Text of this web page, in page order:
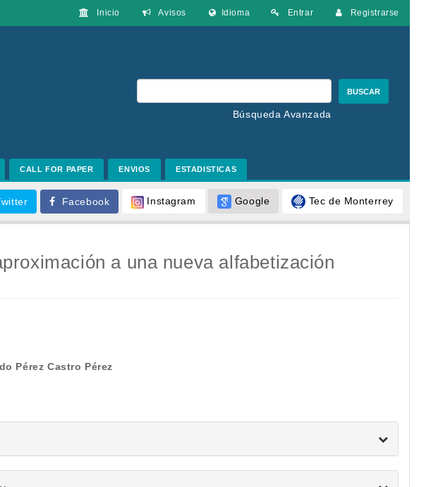
Entrar Registrarse
Inicio Avisos Idioma
BUSCAR
Búsqueda Avanzada
CALL FOR PAPER ENVIOS ESTADISTICAS
Facebook Instagram Google Tec de Monterrey
a una nueva alfabetización
Pérez Castro Pérez